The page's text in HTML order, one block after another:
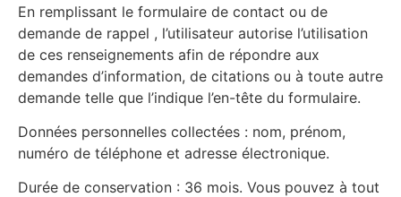
En remplissant le formulaire de contact ou de
demande de rappel , l’utilisateur autorise l’utilisation
de ces renseignements afin de répondre aux
demandes d’information, de citations ou à toute autre
demande telle que l’indique l’en-tête du formulaire.
Données personnelles collectées : nom, prénom,
numéro de téléphone et adresse électronique.
Durée de conservation : 36 mois. Vous pouvez à tout